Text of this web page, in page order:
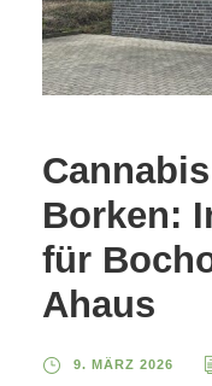
Borken:
für
Ahaus
9. MÄRZ 2026